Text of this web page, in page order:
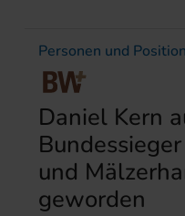
Personen und
Daniel Kern
und
geworden